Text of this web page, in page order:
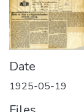
Date
1925-05-19